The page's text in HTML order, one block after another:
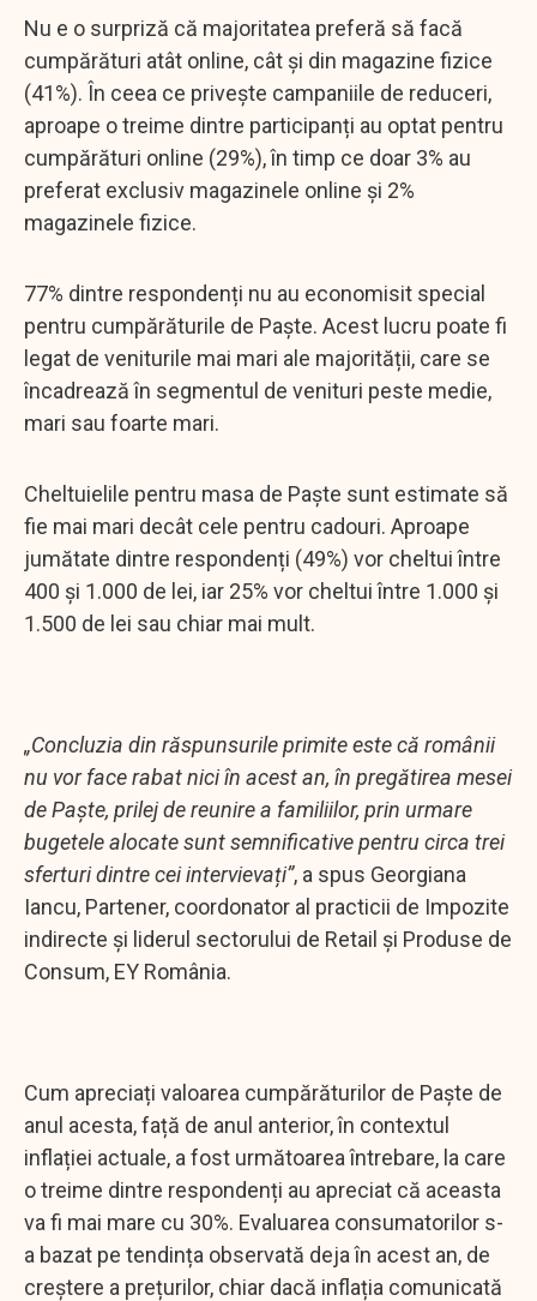
Nu e o surpriză că majoritatea preferă să facă
cumpărături atât online, cât și din magazine fizice
(41%). În ceea ce privește campaniile de reduceri,
aproape o treime dintre participanți au optat pentru
cumpărături online (29%), în timp ce doar 3% au
preferat exclusiv magazinele online și 2%
magazinele fizice.
77% dintre respondenți nu au economisit special
pentru cumpărăturile de Paște. Acest lucru poate fi
legat de veniturile mai mari ale majorității, care se
încadrează în segmentul de venituri peste medie,
mari sau foarte mari.
Cheltuielile pentru masa de Paște sunt estimate să
fie mai mari decât cele pentru cadouri. Aproape
jumătate dintre respondenți (49%) vor cheltui între
400 și 1.000 de lei, iar 25% vor cheltui între 1.000 și
1.500 de lei sau chiar mai mult.
„Concluzia din răspunsurile primite este că românii
nu vor face rabat nici în acest an, în pregătirea mesei
de Paște, prilej de reunire a familiilor, prin urmare
bugetele alocate sunt semnificative pentru circa trei
sferturi dintre cei intervievați”, a spus Georgiana
Iancu, Partener, coordonator al practicii de Impozite
indirecte și liderul sectorului de Retail şi Produse de
Consum, EY România.
Cum apreciați valoarea cumpărăturilor de Paște de
anul acesta, față de anul anterior, în contextul
inflației actuale, a fost următoarea întrebare, la care
o treime dintre respondenți au apreciat că aceasta
va fi mai mare cu 30%. Evaluarea consumatorilor s-
a bazat pe tendința observată deja în acest an, de
creștere a prețurilor, chiar dacă inflația comunicată